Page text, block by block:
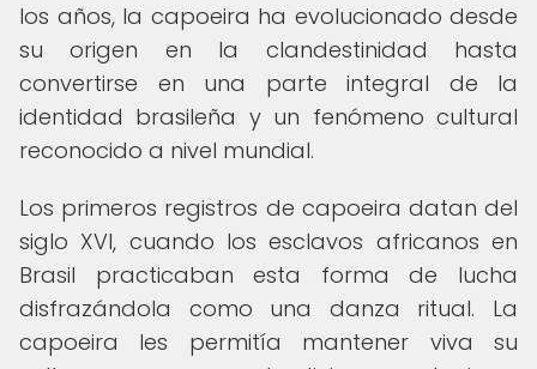
los años, la capoeira ha evolucionado desde
su origen en la clandestinidad hasta
convertirse en una parte integral de la
identidad brasileña y un fenómeno cultural
reconocido a nivel mundial.
Los primeros registros de capoeira datan del
siglo XVI, cuando los esclavos africanos en
Brasil practicaban esta forma de lucha
disfrazándola como una danza ritual. La
capoeira les permitía mantener viva su